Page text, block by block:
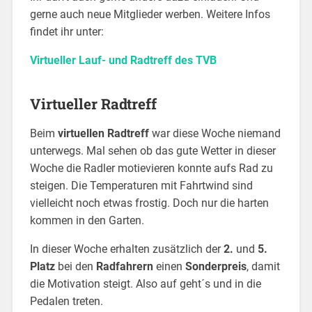
gerne auch neue Mitglieder werben. Weitere Infos
findet ihr unter:
Virtueller Lauf- und Radtreff des TVB
Virtueller Radtreff
Beim virtuellen Radtreffwar diese Woche niemand
unterwegs. Mal sehen ob das gute Wetter in dieser
Woche die Radler motievieren konnte aufs Rad zu
steigen. Die Temperaturen mit Fahrtwind sind
vielleicht noch etwas frostig. Doch nur die harten
kommen in den Garten.
In dieser Woche erhalten zusätzlich der2. und 5.
Platzbei den Radfahrerneinen Sonderpreis, damit
die Motivation steigt. Also auf geht´s und in die
Pedalen treten.